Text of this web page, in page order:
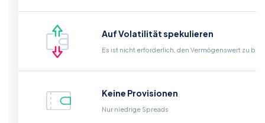
Auf Volatilität spekulieren
Es ist nicht erforderlich, den Vermögenswert zu
Keine Provisionen
Nur niedrige Spreads